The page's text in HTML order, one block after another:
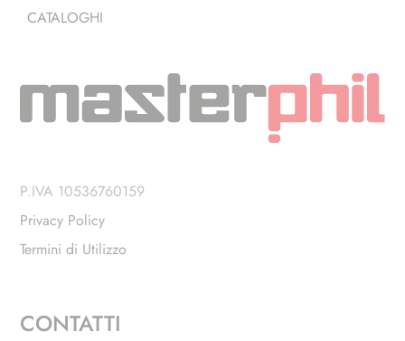
CATALOGHI
P.IVA 10536760159
Privacy Policy
Termini di Utilizzo
CONTATTI